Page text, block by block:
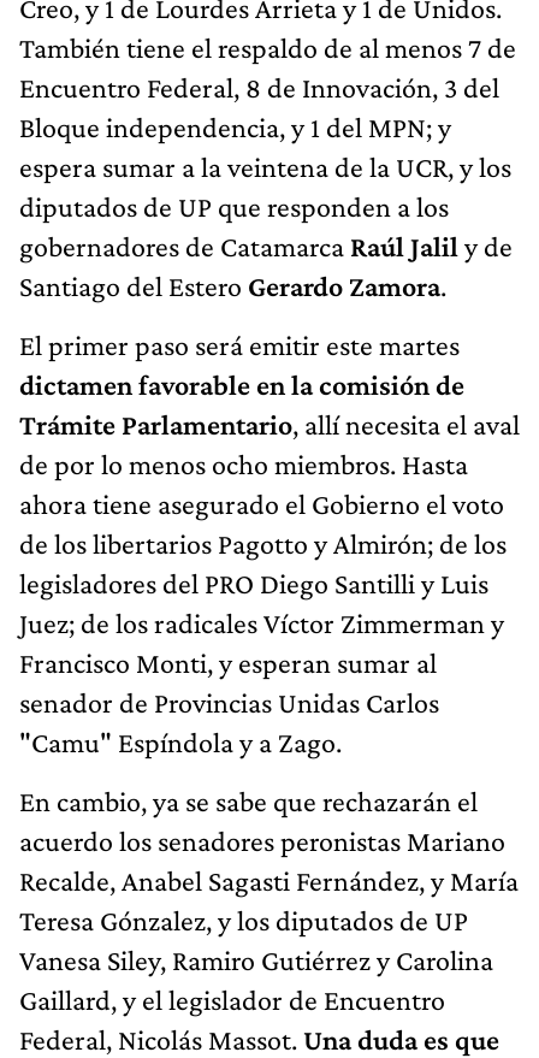
Creo, y 1 de Lourdes Arrieta y 1 de Unidos.
También tiene el respaldo de al menos 7 de
Encuentro Federal, 8 de Innovación, 3 del
Bloque independencia, y 1 del MPN; y
espera sumar a la veintena de la UCR, y los
diputados de UP que responden a los
gobernadores de Catamarca Raúl Jalil y de
Santiago del Estero Gerardo Zamora.
El primer paso será emitir este martes
dictamen favorable en la comisión de
Trámite Parlamentario, allí necesita el aval
de por lo menos ocho miembros. Hasta
ahora tiene asegurado el Gobierno el voto
de los libertarios Pagotto y Almirón; de los
legisladores del PRO Diego Santilli y Luis
Juez; de los radicales Víctor Zimmerman y
Francisco Monti, y esperan sumar al
senador de Provincias Unidas Carlos
"Camu" Espíndola y a Zago.
En cambio, ya se sabe que rechazarán el
acuerdo los senadores peronistas Mariano
Recalde, Anabel Sagasti Fernández, y María
Teresa Gónzalez, y los diputados de UP
Vanesa Siley, Ramiro Gutiérrez y Carolina
Gaillard, y el legislador de Encuentro
Federal, Nicolás Massot.Una duda es que